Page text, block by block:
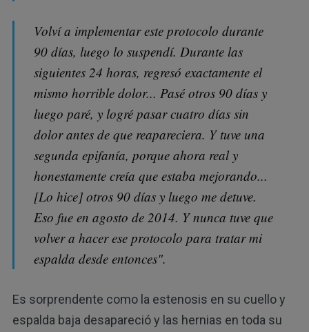
Volví a implementar este protocolo durante
90 días, luego lo suspendí. Durante las
siguientes 24 horas, regresó exactamente el
mismo horrible dolor... Pasé otros 90 días y
luego paré, y logré pasar cuatro días sin
dolor antes de que reapareciera. Y tuve una
segunda epifanía, porque ahora real y
honestamente creía que estaba mejorando...
[Lo hice] otros 90 días y luego me detuve.
Eso fue en agosto de 2014. Y nunca tuve que
volver a hacer ese protocolo para tratar mi
espalda desde entonces".
Es sorprendente como la estenosis en su cuello y
espalda baja desapareció y las hernias en toda su